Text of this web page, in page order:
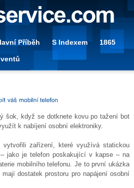
Příběh S Indexem 1865
šok, když se dotknete kovu po tažení bot
k nabíjení osobní elektroniky.
vytvořili zařízení, které využívá statickou
jako je telefon poskakující v kapse – na
mobilního telefonu. Je to první ukázka
dostatek prostoru pro napájení osobní